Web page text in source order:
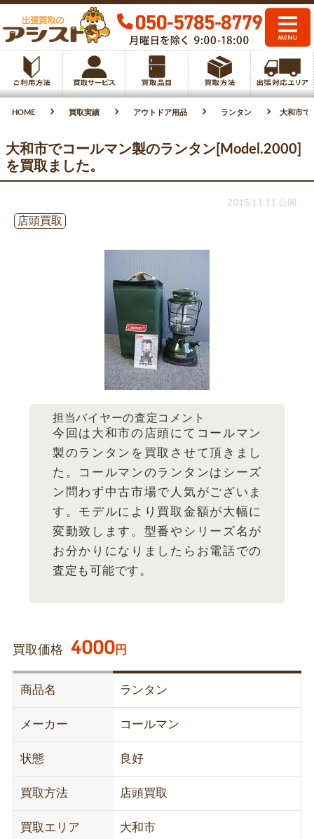
HOME 買取実績 アウトドア用品 ランタン 大和市で
大和市でコールマン製のランタン[Model.2000]
を買取ました。
2015.11.11 公開
店頭買取
担当バイヤーの査定コメント
今回は大和市の店頭にてコールマン
製のランタンを買取させて頂きまし
た。コールマンのランタンはシーズ
ン問わず中古市場で人気がございま
す。モデルにより買取金額が大幅に
変動致します。型番やシリーズ名が
お分かりになりましたらお電話での
査定も可能です。
買取価格 4000円
商品名 ランタン
メーカー コールマン
状態 良好
買取方法 店頭買取
買取エリア 大和市